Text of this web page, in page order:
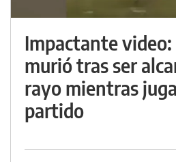
Impactante
murió tras ser
rayo mientras
partido